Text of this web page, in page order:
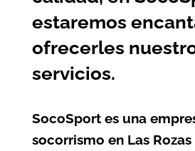
estaremos
ofrecerles
servicios.
SocoSport es una
socorrismo en Las Rozas